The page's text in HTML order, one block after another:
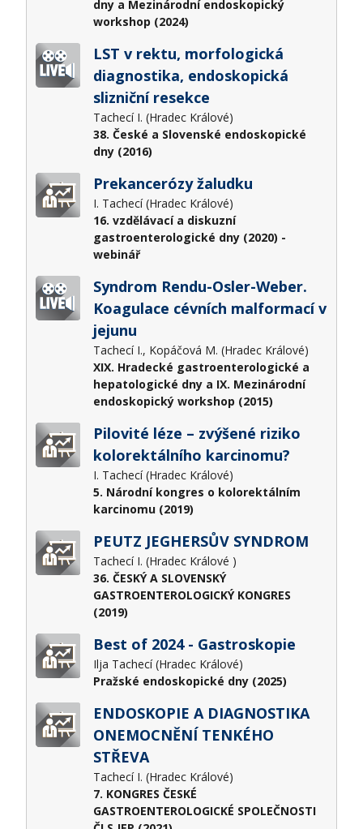
dny a Mezinárodní endoskopický
workshop (2024)
LST v rektu, morfologická
diagnostika, endoskopická
slizniční resekce
Tachecí I. (Hradec Králové)
38. České a Slovenské endoskopické
dny (2016)
Prekancerózy žaludku
I. Tachecí (Hradec Králové)
16. vzdělávací a diskuzní
gastroenterologické dny (2020) -
webinář
Syndrom Rendu-Osler-Weber.
Koagulace cévních malformací v
jejunu
Tachecí I., Kopáčová M. (Hradec Králové)
XIX. Hradecké gastroenterologické a
hepatologické dny a IX. Mezinárodní
endoskopický workshop (2015)
Pilovité léze – zvýšené riziko
kolorektálního karcinomu?
I. Tachecí (Hradec Králové)
5. Národní kongres o kolorektálním
karcinomu (2019)
PEUTZ JEGHERSŮV SYNDROM
Tachecí I. (Hradec Králové )
36. ČESKÝ A SLOVENSKÝ
GASTROENTEROLOGICKÝ KONGRES
(2019)
Best of 2024 - Gastroskopie
Ilja Tachecí (Hradec Králové)
Pražské endoskopické dny (2025)
ENDOSKOPIE A DIAGNOSTIKA
ONEMOCNĚNÍ TENKÉHO
STŘEVA
Tachecí I. (Hradec Králové)
7. KONGRES ČESKÉ
GASTROENTEROLOGICKÉ SPOLEČNOSTI